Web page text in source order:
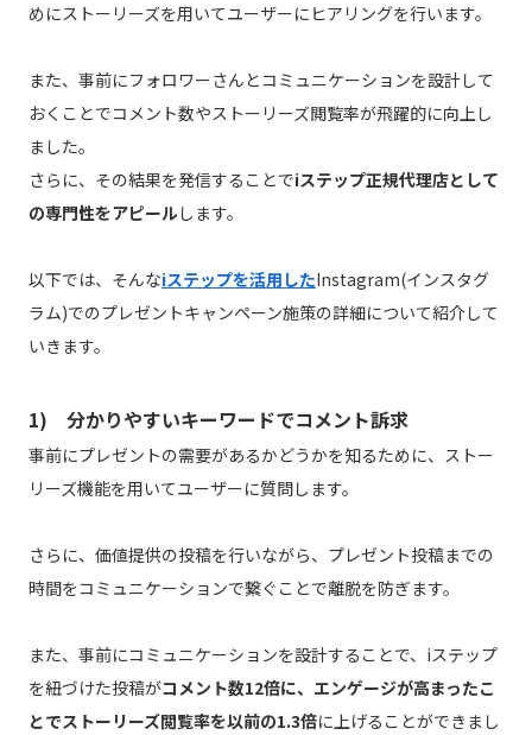
めにストーリーズを用いてユーザーにヒアリングを行います。
また、事前にフォロワーさんとコミュニケーションを設計して
おくことでコメント数やストーリーズ閲覧率が飛躍的に向上し
ました。
さらに、その結果を発信することでiステップ正規代理店として
の専門性をアピールします。
以下では、そんなiステップを活用したInstagram(インスタグ
ラム)でのプレゼントキャンペーン施策の詳細について紹介して
いきます。
1) 分かりやすいキーワードでコメント訴求
事前にプレゼントの需要があるかどうかを知るために、ストー
リーズ機能を用いてユーザーに質問します。
さらに、価値提供の投稿を行いながら、プレゼント投稿までの
時間をコミュニケーションで繋ぐことで離脱を防ぎます。
また、事前にコミュニケーションを設計することで、iステップ
を紐づけた投稿がコメント数12倍に、エンゲージが高まったこ
とでストーリーズ閲覧率を以前の1.3倍に上げることができまし